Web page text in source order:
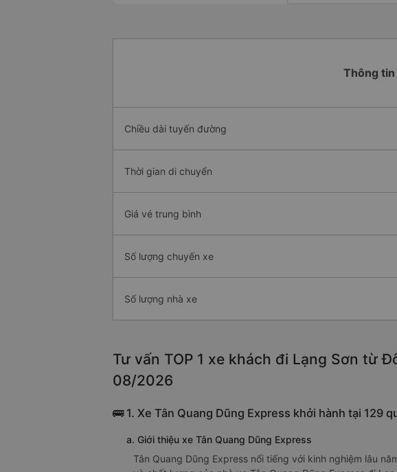
Thông tin
Chiều dài tuyến đường
Thời gian di chuyển
Giá vé trung bình
Số lượng chuyến xe
Số lượng nhà xe
Tư vấn TOP 1 xe khách đi Lạng Sơn từ
08/2026
🚌 1. Xe Tân Quang Dũng Express khởi hành tại 129
a. Giới thiệu xe Tân Quang Dũng Express
Tân Quang Dũng Express nổi tiếng với kinh nghiệm lâu